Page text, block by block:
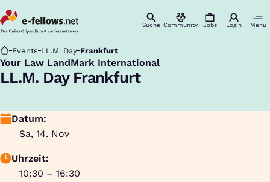
Suche Community Jobs Login Menü
Startseite
Events LL.M. Day Frankfurt
Your Law LandMark International
:
LL.M. Day Frankfurt
Datum:
Sa, 14. Nov
Uhrzeit:
10:30 – 16:30